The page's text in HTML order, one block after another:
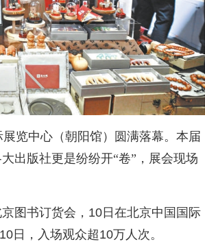
览中心（朝阳馆）圆满落幕。本届
出版社更是纷纷开“卷”，展会现场
图书订货会，10日在北京中国国际
日，入场观众超10万人次。